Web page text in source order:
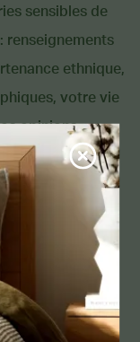
sensibles de
renseignements
ethnique,
votre vie
opinions
génétiques ou
VOS
:
personnels que